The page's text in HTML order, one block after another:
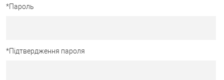
*Пароль
*Підтвердження пароля